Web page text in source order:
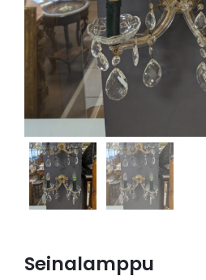
Seinalamppu